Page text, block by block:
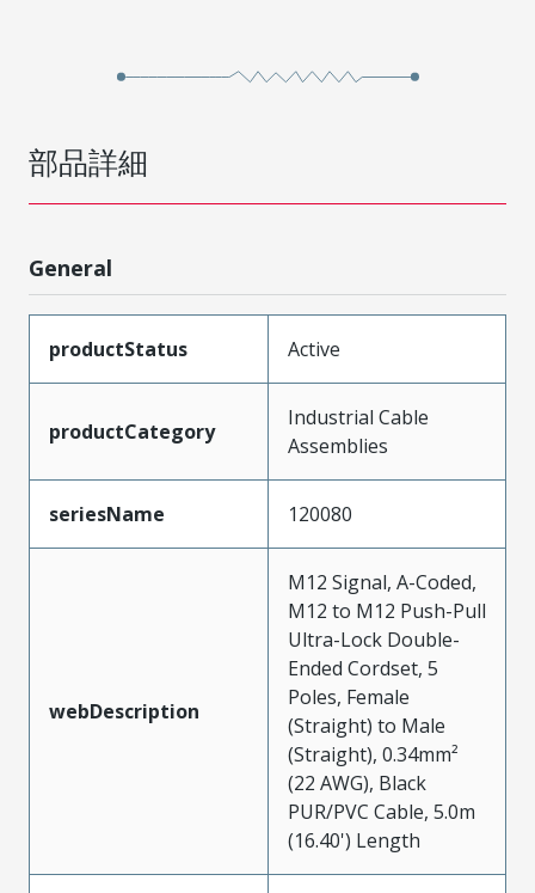
部品詳細
General
productStatus Active
productCategory
Industrial Cable
Assemblies
seriesName 120080
webDescription
M12 Signal, A-Coded,
M12 to M12 Push-Pull
Ultra-Lock Double-
Ended Cordset, 5
Poles, Female
(Straight) to Male
(Straight), 0.34mm²
(22 AWG), Black
PUR/PVC Cable, 5.0m
(16.40') Length